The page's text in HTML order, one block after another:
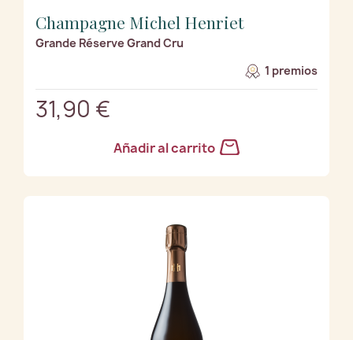
Champagne Michel Henriet
Grande Réserve Grand Cru
1 premios
31,90 €
Añadir al carrito